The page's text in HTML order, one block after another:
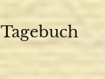
Tagebuch